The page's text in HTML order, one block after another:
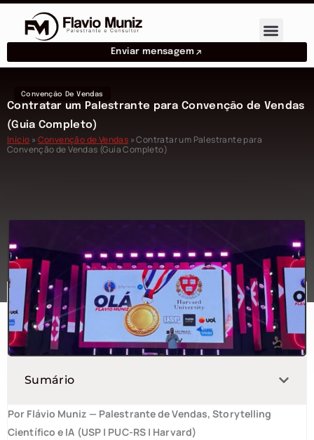
Enviar mensagem
Convenção De Vendas
Contratar um Palestrante para Convenção de Vendas
(Guia Completo)
Início »Convenção de Vendas »Contratar um Palestrante para
Convenção de Vendas (Guia Completo)
Sumário
Por Flávio Muniz — Palestrante de Vendas, Storytelling
Científico e IA (USP | PUC-RS | Harvard)